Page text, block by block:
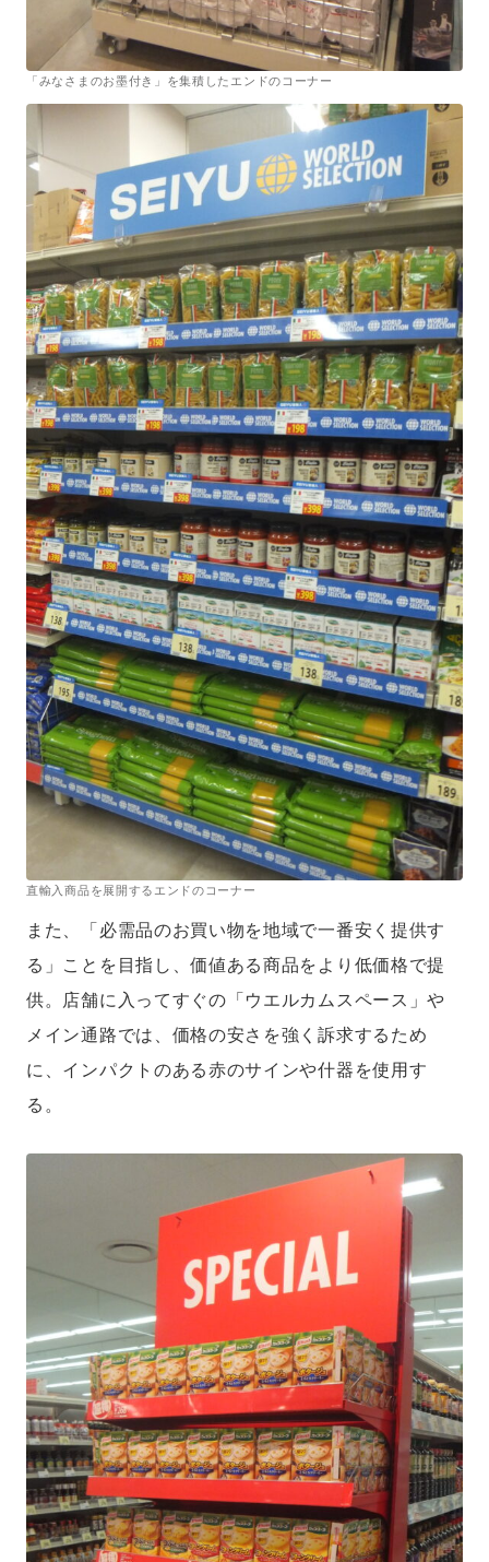
「みなさまのお墨付き」を集積したエンドのコーナー
直輸入商品を展開するエンドのコーナー
また、「必需品のお買い物を地域で一番安く提供す
る」ことを目指し、価値ある商品をより低価格で提
供。店舗に入ってすぐの「ウエルカムスペース」や
メイン通路では、価格の安さを強く訴求するため
に、インパクトのある赤のサインや什器を使用す
る。